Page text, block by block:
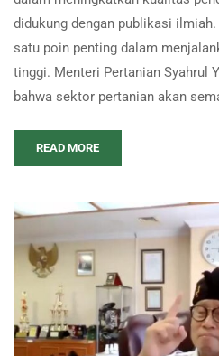
didukung dengan publikasi
satu poin penting dalam
tinggi. Menteri Pertanian Syahrul
bahwa sektor pertanian akan
READ MORE